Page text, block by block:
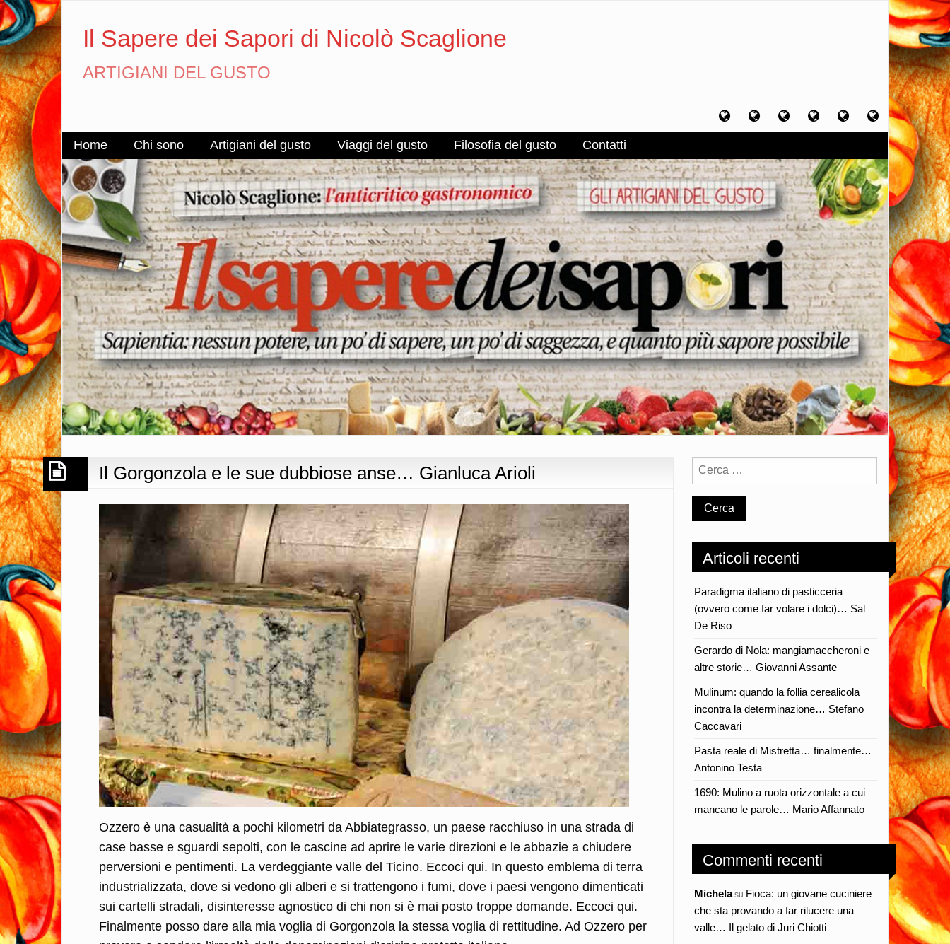
Il Sapere dei Sapori di Nicolò Scaglione
ARTIGIANI DEL GUSTO
Home Chi
sono
Artigiani
del
Viaggi
del
Filosofia
del
Contatti
Home Chi sono Artigiani del gusto Viaggi del gusto Filosofia del gusto Contatti
Il Gorgonzola e le sue dubbiose anse… Gianluca Arioli
Ozzero è una casualità a pochi kilometri da Abbiategrasso, un paese racchiuso in una strada di
case basse e sguardi sepolti, con le cascine ad aprire le varie direzioni e le abbazie a chiudere
perversioni e pentimenti. La verdeggiante valle del Ticino. Eccoci qui. In questo emblema di terra
industrializzata, dove si vedono gli alberi e si trattengono i fumi, dove i paesi vengono dimenticati
sui cartelli stradali, disinteresse agnostico di chi non si è mai posto troppe domande. Eccoci qui.
Finalmente posso dare alla mia voglia di Gorgonzola la stessa voglia di rettitudine. Ad Ozzero per
Articoli recenti
Paradigma italiano di pasticceria
(ovvero come far volare i dolci)… Sal
De Riso
Gerardo di Nola: mangiamaccheroni e
altre storie… Giovanni Assante
Mulinum: quando la follia cerealicola
incontra la determinazione… Stefano
Caccavari
Pasta reale di Mistretta… finalmente…
Antonino Testa
1690: Mulino a ruota orizzontale a cui
mancano le parole… Mario Affannato
Commenti recenti
Michelasu Fioca: un giovane cuciniere
che sta provando a far rilucere una
valle… Il gelato di Juri Chiotti